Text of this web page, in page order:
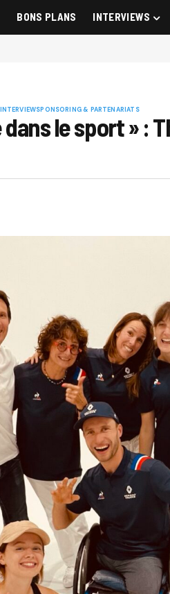
BONS PLANS INTERVIEWS
INTERVIEWSPONSORING & PARTENARIATS
le sport » :